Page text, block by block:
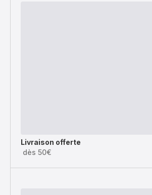
Livraison offerte
dès 50€